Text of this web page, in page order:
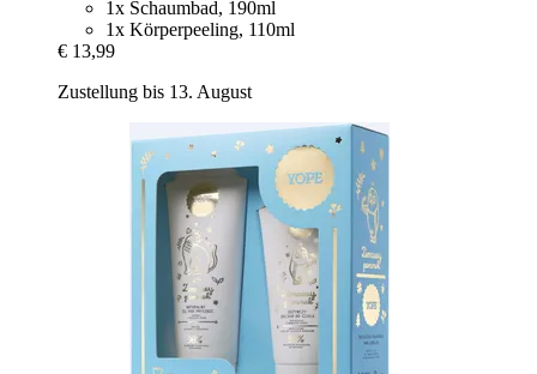
1x Schaumbad, 190ml
1x Körperpeeling, 110ml
€ 13,99
Zustellung bis 13. August